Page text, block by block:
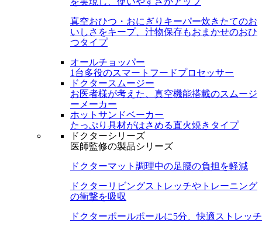
真空おひつ・おにぎりキーパー炊きたてのお
いしさをキープ、汁物保存もおまかせのおひ
つタイプ
オールチョッパー
1台多役のスマートフードプロセッサー
ドクタースムージー
お医者様が考えた、真空機能搭載のスムージ
ーメーカー
ホットサンドベーカー
たっぷり具材がはさめる直火焼きタイプ
ドクターシリーズ
医師監修の製品シリーズ
ドクターマット 調理中の足腰の負担を軽減
ドクターリビングストレッチやトレーニング
の衝撃を吸収
ドクターポールポールに5分、快適ストレッチ